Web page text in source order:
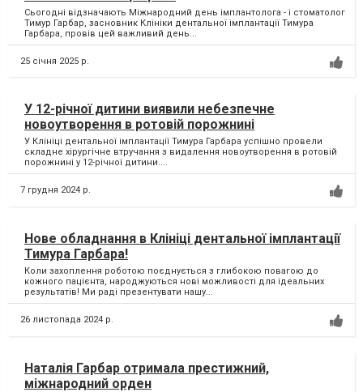
Сьогодні відзначають Міжнародний день імплантолога - і стоматолог
Тимур Гарбар, засновник Клініки дентальної імплантації Тимура
Гарбара, провів цей важливий день...
25 січня 2025 р.
У 12-річної дитини виявили небезпечне
новоутворення в ротовій порожнині
У Клініці дентальної імплантації Тимура Гарбара успішно провели
складне хірургічне втручання з видалення новоутворення в ротовій
порожнині у 12-річної дитини....
7 грудня 2024 р.
Нове обладнання в Клініці дентальної імплантації
Тимура Гарбара!
Коли захоплення роботою поєднується з глибокою повагою до
кожного пацієнта, народжуються нові можливості для ідеальних
результатів! Ми раді презентувати нашу...
26 листопада 2024 р.
Наталія Гарбар отримала престижний,
міжнародний орден